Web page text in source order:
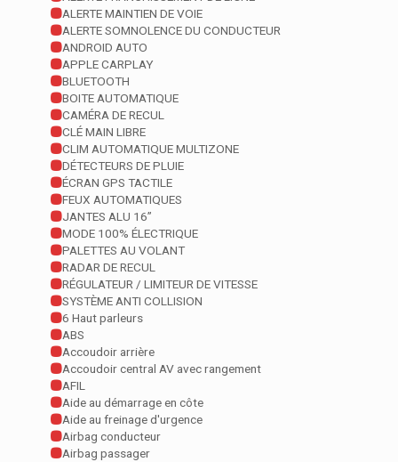
ALERTE MAINTIEN DE VOIE
ALERTE SOMNOLENCE DU CONDUCTEUR
ANDROID AUTO
APPLE CARPLAY
BLUETOOTH
BOITE AUTOMATIQUE
CAMÉRA DE RECUL
CLÉ MAIN LIBRE
CLIM AUTOMATIQUE MULTIZONE
DÉTECTEURS DE PLUIE
ÉCRAN GPS TACTILE
FEUX AUTOMATIQUES
JANTES ALU 16”
MODE 100% ÉLECTRIQUE
PALETTES AU VOLANT
RADAR DE RECUL
RÉGULATEUR / LIMITEUR DE VITESSE
SYSTÈME ANTI COLLISION
6 Haut parleurs
ABS
Accoudoir arrière
Accoudoir central AV avec rangement
AFIL
Aide au démarrage en côte
Aide au freinage d'urgence
Airbag conducteur
Airbag passager